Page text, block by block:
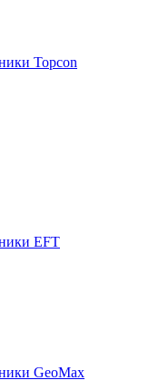
Topcon
EFT
GeoMax